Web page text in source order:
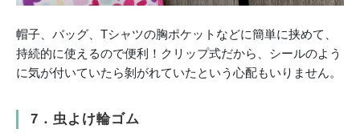
帽子、バッグ、Tシャツの胸ポケットなどに簡単に挟めて、
持続的に使えるので便利！クリップ式だから、シールのよう
に気が付いていたら剝がれていたという心配もいりません。
7．虫よけ輪ゴム